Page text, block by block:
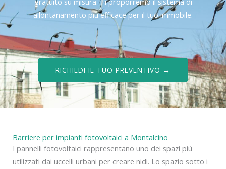
allontanamento più efficace per il tuo immobile.
RICHIEDI IL TUO PREVENTIVO →
Barriere per impianti fotovoltaici a Montalcino
I pannelli fotovoltaici rappresentano uno dei spazi più
utilizzati dai uccelli urbani per creare nidi. Lo spazio sotto i